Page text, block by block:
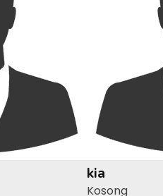
kia
Kosong